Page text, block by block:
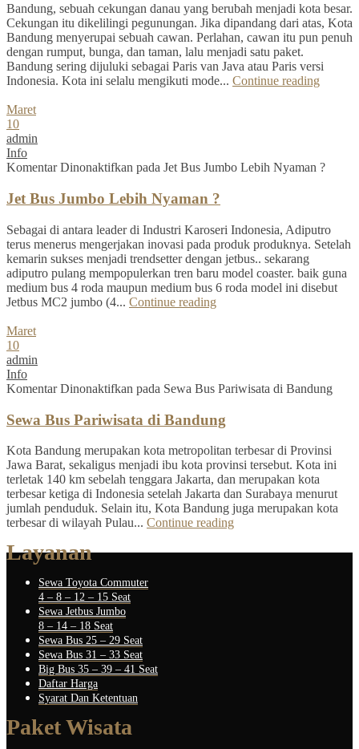
Bandung, sebuah cekungan danau yang berubah menjadi kota besar.
Cekungan itu dikelilingi pegunungan. Jika dipandang dari atas, Kota
Bandung menyerupai sebuah cawan. Perlahan, cawan itu pun penuh
dengan rumput, bunga, dan taman, lalu menjadi satu paket.
Bandung sering dijuluki sebagai Paris van Java atau Paris versi
Indonesia. Kota ini selalu mengikuti mode... Continue reading
Maret
10
admin
Info
Komentar Dinonaktifkan pada Jet Bus Jumbo Lebih Nyaman ?
Jet Bus Jumbo Lebih Nyaman ?
Sebagai di antara leader di Industri Karoseri Indonesia, Adiputro
terus menerus mengerjakan inovasi pada produk produknya. Setelah
kemarin sukses menjadi trendsetter dengan jetbus.. sekarang
adiputro pulang mempopulerkan tren baru model coaster. baik guna
medium bus 4 roda maupun medium bus 6 roda model ini disebut
Jetbus MC2 jumbo (4... Continue reading
Maret
10
admin
Info
Komentar Dinonaktifkan pada Sewa Bus Pariwisata di Bandung
Sewa Bus Pariwisata di Bandung
Kota Bandung merupakan kota metropolitan terbesar di Provinsi
Jawa Barat, sekaligus menjadi ibu kota provinsi tersebut. Kota ini
terletak 140 km sebelah tenggara Jakarta, dan merupakan kota
terbesar ketiga di Indonesia setelah Jakarta dan Surabaya menurut
jumlah penduduk. Selain itu, Kota Bandung juga merupakan kota
terbesar di wilayah Pulau... Continue reading
Layanan
Sewa Toyota Commuter
4 – 8 – 12 – 15 Seat
Sewa Jetbus Jumbo
8 – 14 – 18 Seat
Sewa Bus 25 – 29 Seat
Sewa Bus 31 – 33 Seat
Big Bus 35 – 39 – 41 Seat
Daftar Harga
Syarat Dan Ketentuan
Paket Wisata